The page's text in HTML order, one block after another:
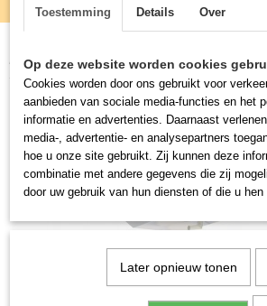
Home >Koeling>Vriescel> Spitunit koelunit
Toestemming Details Over
Op deze website worden cookies
Cookies worden door ons gebruikt voor
aanbieden van sociale media-functies en het
informatie en advertenties. Daarnaast
media-, advertentie- en analysepartners
hoe u onze site gebruikt. Zij kunnen deze
combinatie met andere gegevens die zij
door uw gebruik van hun diensten of die u
Later opnieuw tonen